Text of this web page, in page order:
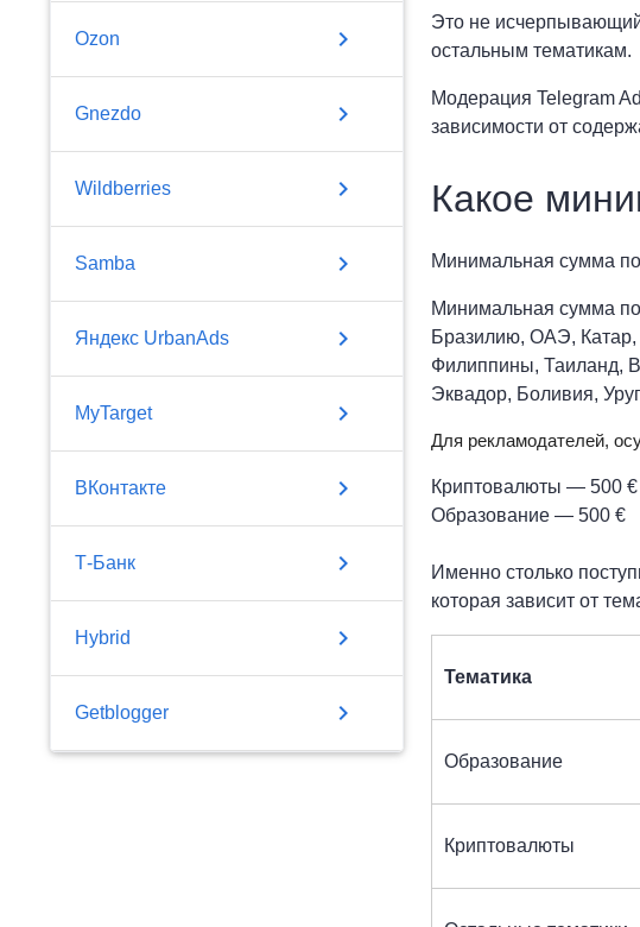
Ozon chevron_right
Gnezdo chevron_right
Wildberries chevron_right
Samba chevron_right
Яндекс UrbanAds chevron_right
MyTarget chevron_right
ВКонтакте chevron_right
Т-Банк chevron_right
Hybrid chevron_right
Getblogger chevron_right
Это не исчерпывающий
остальным тематикам.
Модерация Telegram
зависимости от
Какое
Минимальная сумма
Минимальная сумма
Бразилию, ОАЭ,
Филиппины, Таиланд,
Эквадор, Боливия,
Для рекламодателей,
Криптовалюты — 500 €
Образование — 500 €
Именно столько
которая зависит от
Тематика
Образование
Криптовалюты